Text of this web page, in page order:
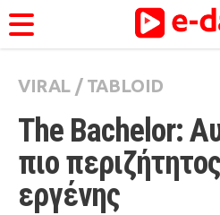
ΚΑΤΗΓΟΡΊΕΣ
Ειδήσεις
Θέματα
Videos
VIRAL / TABLOID
The Bachelor:
πιο
εργένης